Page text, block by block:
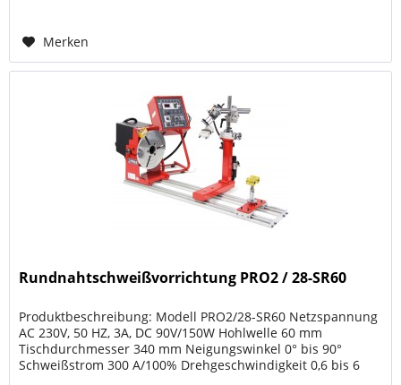
Merken
Rundnahtschweißvorrichtung PRO2 / 28-SR60
Produktbeschreibung: Modell PRO2/28-SR60 Netzspannung
AC 230V, 50 HZ, 3A, DC 90V/150W Hohlwelle 60 mm
Tischdurchmesser 340 mm Neigungswinkel 0° bis 90°
Schweißstrom 300 A/100% Drehgeschwindigkeit 0,6 bis 6